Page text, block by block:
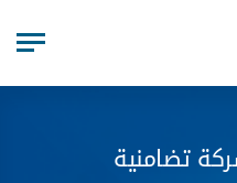
تضامنية